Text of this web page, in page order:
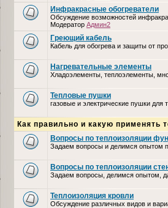
Инфракрасные обогреватели
Обсуждение возможностей
Модератор Админ2
Греющий кабель
Кабель для обогрева и защиты от
Нагревательные элементы
Хладоэлементы, теплоэлементы,
Тепловые пушки
газовые и электрические пушки для
Как правильно и какую применять
Вопросы по теплоизоляции
Задаем вопросы и делимся опытом
Вопросы по теплоизоляции
Задаем вопросы, делимся опытом,
Теплоизоляция кровли
Обсуждение различных видов и